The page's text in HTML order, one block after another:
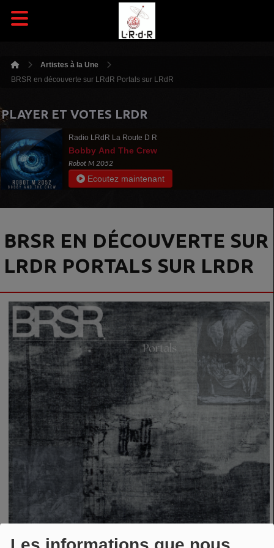
Artistes à la Une
BRSR en découverte sur LRdR Portals sur LRdR
PLAYER ET VOTES LRDR
Radio LRdR La Route D R
Bobby And The Crew
Robot M 2052
Ecoutez maintenant
BRSR EN DÉCOUVERTE SUR
LRDR PORTALS SUR LRDR